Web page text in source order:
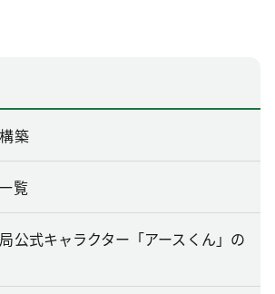
築
覧
公式キャラクター「アースくん」の